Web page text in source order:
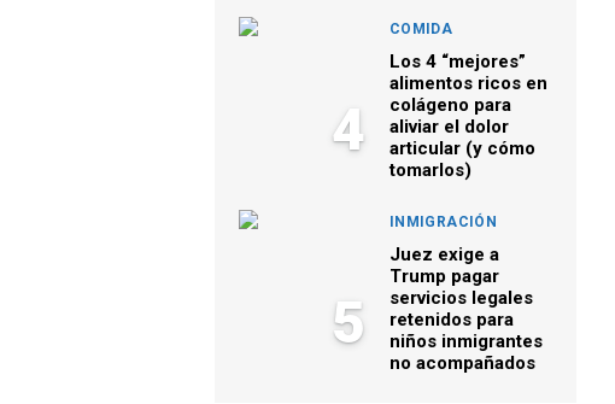
4
COMIDA
Los 4 “mejores”
alimentos ricos en
colágeno para
aliviar el dolor
articular (y cómo
tomarlos)
5
INMIGRACIÓN
Juez exige a
Trump pagar
servicios legales
retenidos para
niños inmigrantes
no acompañados